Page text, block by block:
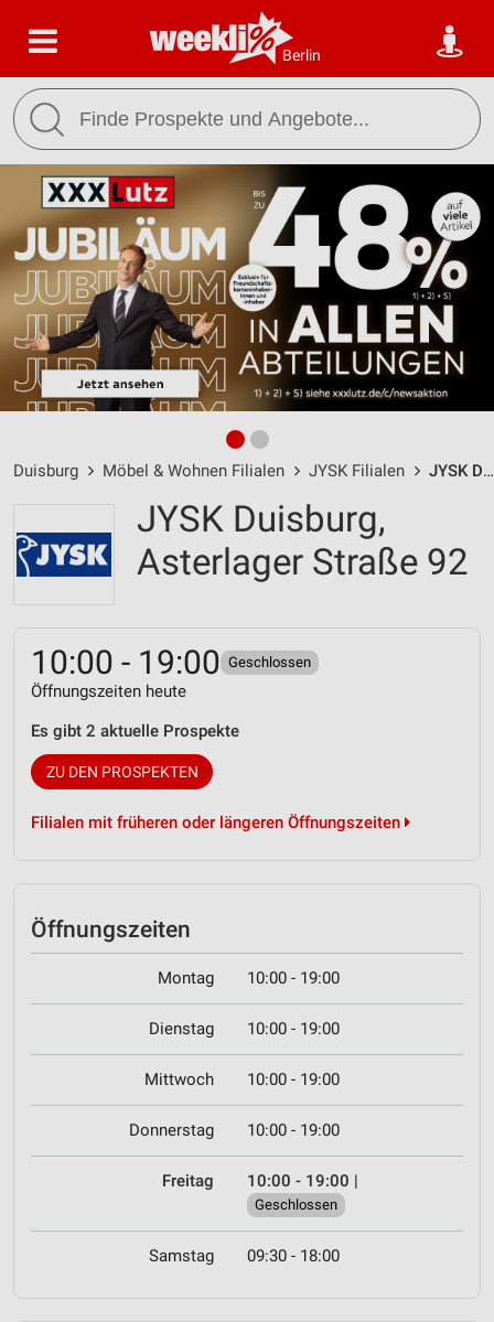
Berlin
Duisburg Möbel & Wohnen Filialen JYSK Filialen JYSK Duisburg / Asterlager Straße 92 - Öffnungszeiten & Adresse
JYSK Duisburg,
Asterlager Straße 92
10:00 - 19:00 Geschlossen
Öffnungszeiten heute
Es gibt 2 aktuelle Prospekte
ZU DEN PROSPEKTEN
Filialen mit früheren oder längeren Öffnungszeiten
Öffnungszeiten
Montag 10:00 - 19:00
Dienstag 10:00 - 19:00
Mittwoch 10:00 - 19:00
Donnerstag 10:00 - 19:00
Freitag 10:00 - 19:00 |
Geschlossen
Samstag 09:30 - 18:00